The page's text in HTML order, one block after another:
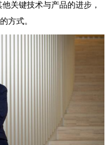
关键技术与产品的进步，
方式。